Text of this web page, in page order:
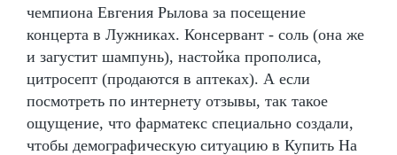
чемпиона Евгения Рылова за посещение
концерта в Лужниках. Консервант - соль (она же
и загустит шампунь), настойка прополиса,
цитросепт (продаются в аптеках). А если
посмотреть по интернету отзывы, так такое
ощущение, что фарматекс специально создали,
чтобы демографическую ситуацию в Купить На